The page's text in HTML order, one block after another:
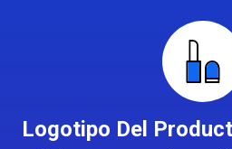
Logotipo Del